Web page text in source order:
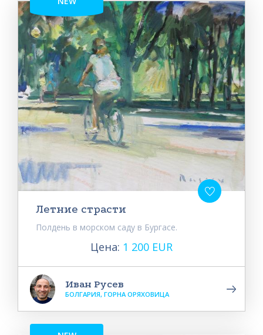
Летние страсти
Полдень в морском саду в Бургасе.
Цена: 1 200 EUR
Иван Русев
БОЛГАРИЯ, ГОРНА ОРЯХОВИЦА